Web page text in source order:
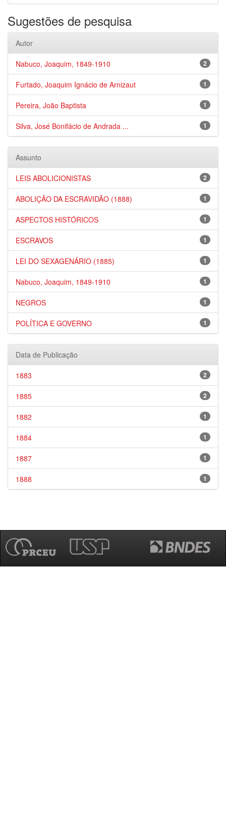
Sugestões de pesquisa
Autor
2
Nabuco, Joaquim, 1849-1910
1
Furtado, Joaquim Ignácio de Arnizaut
1
Pereira, João Baptista
1
Silva, José Bonifácio de Andrada ...
Assunto
2
LEIS ABOLICIONISTAS
1
ABOLIÇÃO DA ESCRAVIDÃO (1888)
1
ASPECTOS HISTÓRICOS
1
ESCRAVOS
1
LEI DO SEXAGENÁRIO (1885)
1
Nabuco, Joaquim, 1849-1910
1
NEGROS
1
POLÍTICA E GOVERNO
Data de Publicação
2
1883
2
1885
1
1882
1
1884
1
1887
1
1888